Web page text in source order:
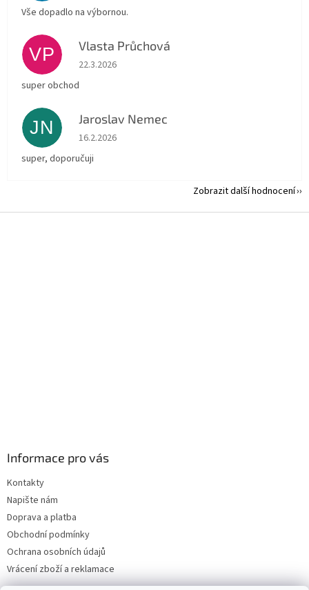
Vše dopadlo na výbornou.
VP Vlasta Průchová
Hodnocení obchodu je 5 z 5 hvězdiček.
22.3.2026
super obchod
JN Jaroslav Nemec
Hodnocení obchodu je 5 z 5 hvězdiček.
16.2.2026
super, doporučuji
Zobrazit další hodnocení
Informace pro vás
Kontakty
Napište nám
Doprava a platba
Obchodní podmínky
Ochrana osobních údajů
Vrácení zboží a reklamace